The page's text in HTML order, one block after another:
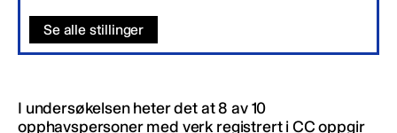
Se alle stillinger
I undersøkelsen heter det at 8 av 10
opphavspersoner med verk registrert i CC oppgir